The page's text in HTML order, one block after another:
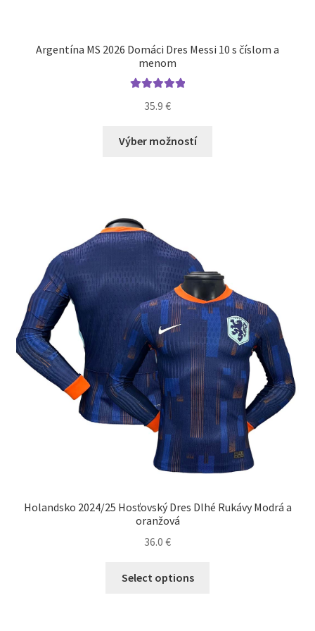
Argentína MS 2026 Domáci Dres Messi 10 s číslom a
menom
35.9 €
Výber možností
vybrať
na
stránke
produktu.
Holandsko 2024/25 Hosťovský Dres Dlhé Rukávy Modrá a
oranžová
36.0 €
Select options